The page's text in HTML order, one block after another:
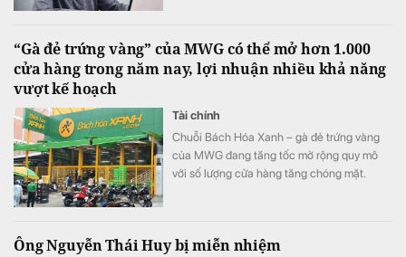
“Gà đẻ trứng vàng” của MWG có thể mở hơn 1.000
cửa hàng trong năm nay, lợi nhuận nhiều khả năng
vượt kế hoạch
Tài chính
Chuỗi Bách Hóa Xanh – gà đẻ trứng vàng
của MWG đang tăng tốc mở rộng quy mô
với số lượng cửa hàng tăng chóng mặt.
Ông Nguyễn Thái Huy bị miễn nhiệm